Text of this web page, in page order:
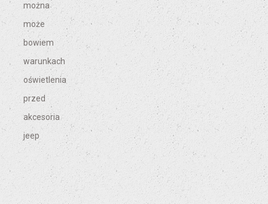
można
może
bowiem
warunkach
oświetlenia
przed
akcesoria
jeep